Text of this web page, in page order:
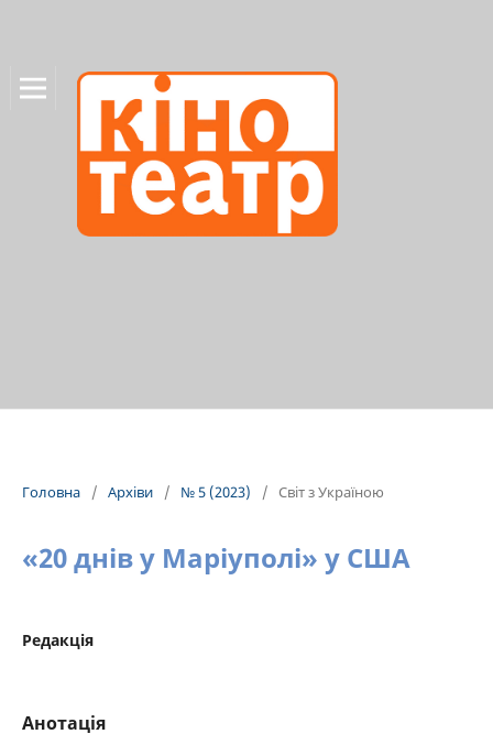
Головна / Архіви / № 5 (2023) / Світ з Україною
«20 днів у Маріуполі» у США
Редакція
Анотація